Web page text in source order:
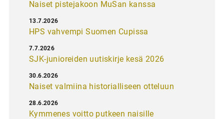
Naiset pistejakoon MuSan kanssa
HPS vahvempi Suomen Cupissa
13.7.2026
SJK-junioreiden uutiskirje kesä 2026
7.7.2026
Naiset valmiina historialliseen otteluun
30.6.2026
Kymmenes voitto putkeen naisille
28.6.2026